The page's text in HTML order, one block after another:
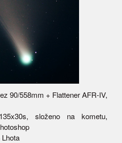
90/558mm + Flattener AFR-IV,
složeno na kometu,